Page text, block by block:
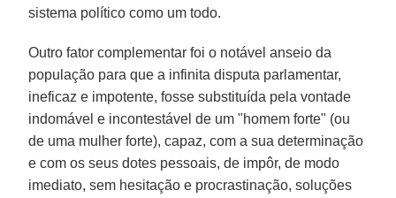
sistema político como um todo.
Outro fator complementar foi o notável anseio da
população para que a infinita disputa parlamentar,
ineficaz e impotente, fosse substituída pela vontade
indomável e incontestável de um "homem forte" (ou
de uma mulher forte), capaz, com a sua determinação
e com os seus dotes pessoais, de impôr, de modo
imediato, sem hesitação e procrastinação, soluções